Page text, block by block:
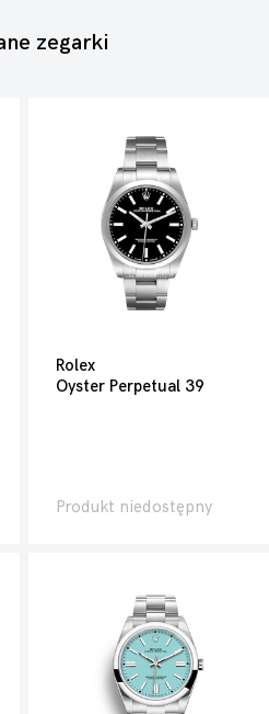
zegarki
Rolex
Oyster Perpetual 39
Produkt niedostępny